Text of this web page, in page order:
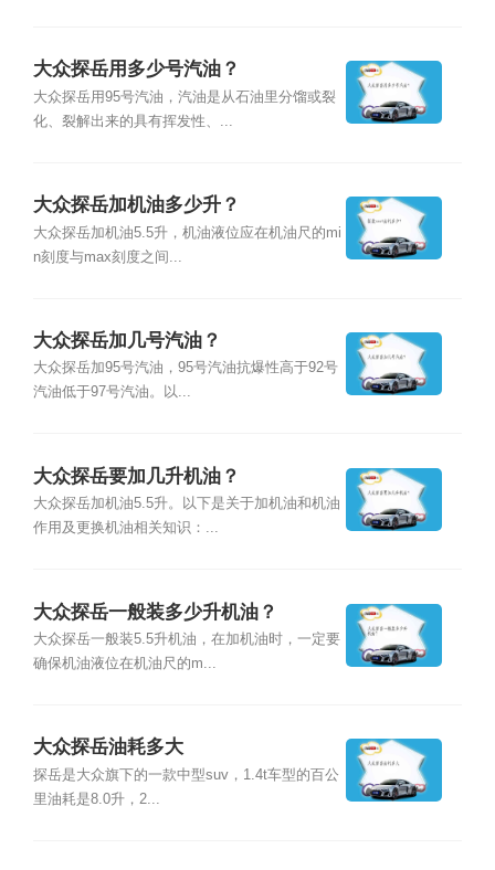
大众探岳用多少号汽油？
大众探岳用95号汽油，汽油是从石油里分馏或裂
化、裂解出来的具有挥发性、...
大众探岳加机油多少升？
大众探岳加机油5.5升，机油液位应在机油尺的mi
n刻度与max刻度之间...
大众探岳加几号汽油？
大众探岳加95号汽油，95号汽油抗爆性高于92号
汽油低于97号汽油。以...
大众探岳要加几升机油？
大众探岳加机油5.5升。以下是关于加机油和机油
作用及更换机油相关知识：...
大众探岳一般装多少升机油？
大众探岳一般装5.5升机油，在加机油时，一定要
确保机油液位在机油尺的m...
大众探岳油耗多大
探岳是大众旗下的一款中型suv，1.4t车型的百公
里油耗是8.0升，2...